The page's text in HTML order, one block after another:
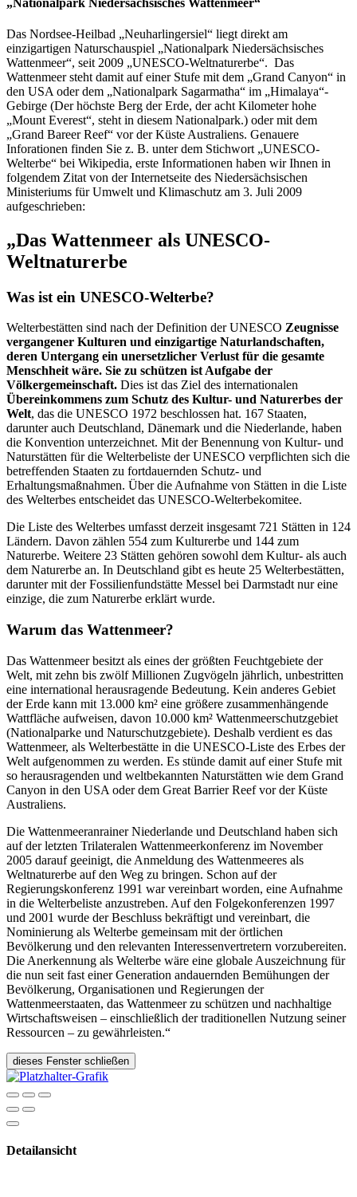
Das Nordsee-Heilbad „Neuharlingersiel“ liegt direkt am
einzigartigen Naturschauspiel „Nationalpark Niedersächsisches
Wattenmeer“, seit 2009 „UNESCO-Weltnaturerbe“. Das
Wattenmeer steht damit auf einer Stufe mit dem „Grand Canyon“ in
den USA oder dem „Nationalpark Sagarmatha“ im „Himalaya“-
Gebirge (Der höchste Berg der Erde, der acht Kilometer hohe
„Mount Everest“, steht in diesem Nationalpark.) oder mit dem
„Grand Bareer Reef“ vor der Küste Australiens. Genauere
Inforationen finden Sie z. B. unter dem Stichwort „UNESCO-
Welterbe“ bei Wikipedia, erste Informationen haben wir Ihnen in
folgendem Zitat von der Internetseite des Niedersächsischen
Ministeriums für Umwelt und Klimaschutz am 3. Juli 2009
aufgeschrieben:
„Das Wattenmeer als UNESCO-
Weltnaturerbe
Was ist ein UNESCO-Welterbe?
Welterbestätten sind nach der Definition der UNESCO Zeugnisse
vergangener Kulturen und einzigartige Naturlandschaften,
deren Untergang ein unersetzlicher Verlust für die gesamte
Menschheit wäre. Sie zu schützen ist Aufgabe der
Völkergemeinschaft. Dies ist das Ziel des internationalen
Übereinkommens zum Schutz des Kultur- und Naturerbes der
Welt, das die UNESCO 1972 beschlossen hat. 167 Staaten,
darunter auch Deutschland, Dänemark und die Niederlande, haben
die Konvention unterzeichnet. Mit der Benennung von Kultur- und
Naturstätten für die Welterbeliste der UNESCO verpflichten sich die
betreffenden Staaten zu fortdauernden Schutz- und
Erhaltungsmaßnahmen. Über die Aufnahme von Stätten in die Liste
des Welterbes entscheidet das UNESCO-Welterbekomitee.
Die Liste des Welterbes umfasst derzeit insgesamt 721 Stätten in 124
Ländern. Davon zählen 554 zum Kulturerbe und 144 zum
Naturerbe. Weitere 23 Stätten gehören sowohl dem Kultur- als auch
dem Naturerbe an. In Deutschland gibt es heute 25 Welterbestätten,
darunter mit der Fossilienfundstätte Messel bei Darmstadt nur eine
einzige, die zum Naturerbe erklärt wurde.
Warum das Wattenmeer?
Das Wattenmeer besitzt als eines der größten Feuchtgebiete der
Welt, mit zehn bis zwölf Millionen Zugvögeln jährlich, unbestritten
eine international herausragende Bedeutung. Kein anderes Gebiet
der Erde kann mit 13.000 km² eine größere zusammenhängende
Wattfläche aufweisen, davon 10.000 km² Wattenmeerschutzgebiet
(Nationalparke und Naturschutzgebiete). Deshalb verdient es das
Wattenmeer, als Welterbestätte in die UNESCO-Liste des Erbes der
Welt aufgenommen zu werden. Es stünde damit auf einer Stufe mit
so herausragenden und weltbekannten Naturstätten wie dem Grand
Canyon in den USA oder dem Great Barrier Reef vor der Küste
Australiens.
Die Wattenmeeranrainer Niederlande und Deutschland haben sich
auf der letzten Trilateralen Wattenmeerkonferenz im November
2005 darauf geeinigt, die Anmeldung des Wattenmeeres als
Weltnaturerbe auf den Weg zu bringen. Schon auf der
Regierungskonferenz 1991 war vereinbart worden, eine Aufnahme
in die Welterbeliste anzustreben. Auf den Folgekonferenzen 1997
und 2001 wurde der Beschluss bekräftigt und vereinbart, die
Nominierung als Welterbe gemeinsam mit der örtlichen
Bevölkerung und den relevanten Interessenvertretern vorzubereiten.
Die Anerkennung als Welterbe wäre eine globale Auszeichnung für
die nun seit fast einer Generation andauernden Bemühungen der
Bevölkerung, Organisationen und Regierungen der
Wattenmeerstaaten, das Wattenmeer zu schützen und nachhaltige
Wirtschaftsweisen – einschließlich der traditionellen Nutzung seiner
Ressourcen – zu gewährleisten.“
dieses Fenster schließen
Detailansicht